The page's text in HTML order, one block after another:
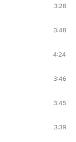
3:28
3:48
4:24
3:46
3:45
3:39